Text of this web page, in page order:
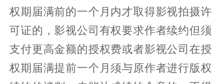
权期届满前的一个月内才取得影视拍摄许
可证的，影视公司有权要求作者续约但须
支付更高金额的授权费或者影视公司在授
权期届满提前一个月须与原作者进行版权